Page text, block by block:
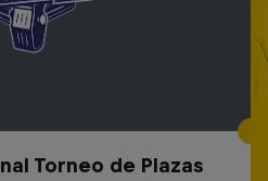
Torneo de Plazas